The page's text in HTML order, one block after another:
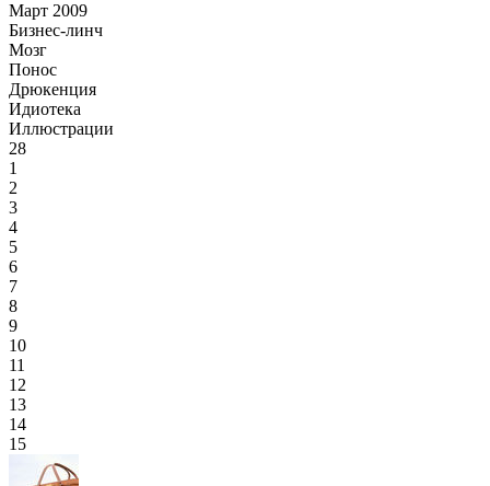
Март 2009
Бизнес-линч
Мозг
Понос
Дрюкенция
Идиотека
Иллюстрации
28
1
2
3
4
5
6
7
8
9
10
11
12
13
14
15